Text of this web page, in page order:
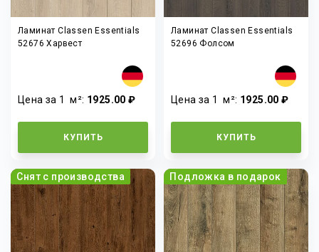
Ламинат Classen Essentials
52676 Харвест
Цена за 1м²: 1925.00 ₽
КУПИТЬ
Ламинат Classen Essentials
52696 Фолсом
Цена за 1м²: 1925.00 ₽
КУПИТЬ
Снят с производства Подложка в подарок